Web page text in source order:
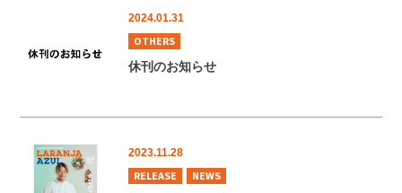
ジ
2024.01.31
OTHERS
休刊のお知らせ
2023.11.28
RELEASE NEWS